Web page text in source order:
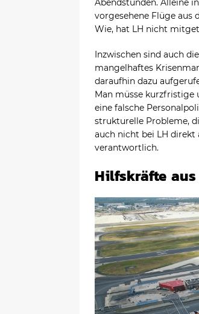
vorgesehene Flüge aus
Wie, hat LH nicht
Inzwischen sind auch
mangelhaftes
daraufhin dazu
Man müsse kurzfristige
eine falsche
strukturelle Probleme,
auch nicht bei LH direkt
verantwortlich.
Hilfskräfte